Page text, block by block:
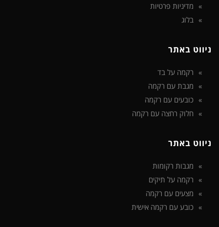
מדיניות פרטיות
בלוג
ניווט באתר
רקמה על בד
מגבת עם רקמה
כובעים עם רקמה
חלוק רחצה עם רקמה
ניווט באתר
מגבות רקומות
רקמה על תיקים
מצעים עם רקמה
כובע עם רקמה אישית